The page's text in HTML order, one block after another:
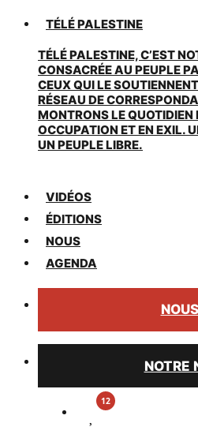
TÉLÉ PALESTINE
TÉLÉ PALESTINE, C’EST
CONSACRÉE AU PEUPLE
CEUX QUI LE
RÉSEAU DE
MONTRONS LE
OCCUPATION ET EN EXIL.
UN PEUPLE LIBRE.
VIDÉOS
ÉDITIONS
NOUS
AGENDA
NOTRE